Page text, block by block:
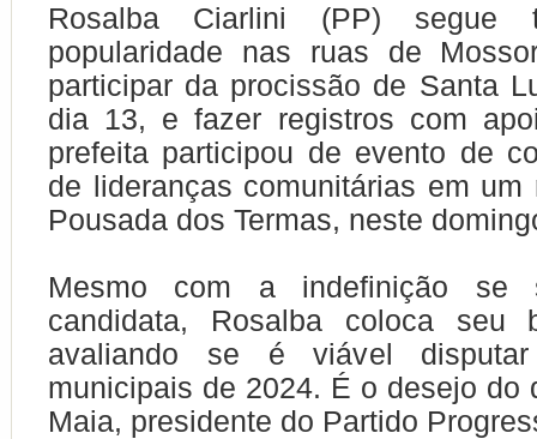
Rosalba Ciarlini (PP) segue
popularidade nas ruas de
participar da procissão de Santa
dia 13, e fazer registros com
prefeita participou de evento de
de lideranças comunitárias em um
Pousada dos Termas, neste
Mesmo com a indefinição se
candidata, Rosalba coloca seu
avaliando se é viável
municipais de 2024. É o desejo do
Maia, presidente do Partido